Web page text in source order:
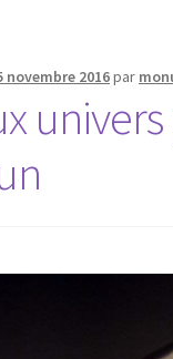
novembre 2016par